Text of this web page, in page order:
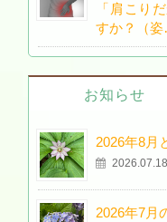
「肩こり
すか？（
お知らせ
2026年8月
2026.07.18
2026年7月